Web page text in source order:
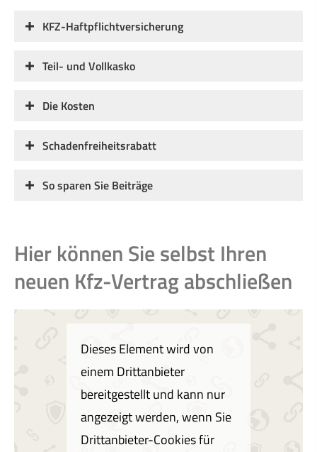
KFZ-Haft­pflichtversicherung
Teil- und Vollkasko
Die Kosten
Schadenfreiheitsrabatt
So sparen Sie Beiträge
Hier können Sie selbst Ihren
neuen Kfz-Vertrag abschließen
Dieses Element wird von
einem Drittanbieter
bereitgestellt und kann nur
angezeigt werden, wenn Sie
Drittanbieter-Cookies für